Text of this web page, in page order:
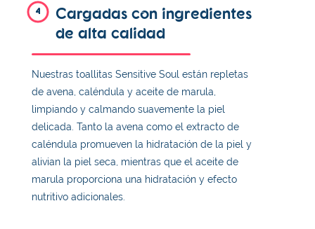
4
Cargadas con ingredientes
de alta calidad
Nuestras toallitas Sensitive Soul están repletas
de avena, caléndula y aceite de marula,
limpiando y calmando suavemente la piel
delicada. Tanto la avena como el extracto de
caléndula promueven la hidratación de la piel y
alivian la piel seca, mientras que el aceite de
marula proporciona una hidratación y efecto
nutritivo adicionales.